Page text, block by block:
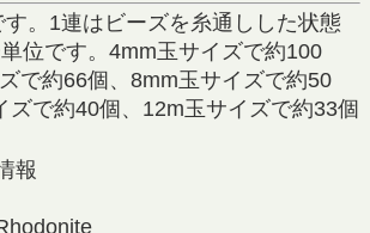
。1連はビーズを糸通しした状態
位です。4mm玉サイズで約100
で約66個、8mm玉サイズで約50
ズで約40個、12m玉サイズで約33個
報